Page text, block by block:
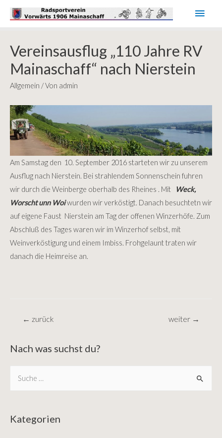
Vereinsausflug „110 Jahre RV
Mainaschaff“ nach Nierstein
Allgemein / Von admin
Am Samstag den 10. September 2016 starteten wir zu unserem
Ausflug nach Nierstein. Bei strahlendem Sonnenschein fuhren
wir durch die Weinberge oberhalb des Rheines . Mit
Weck,
Worscht unn Woiwurden wir verköstigt. Danach besuchtetn wir
auf eigene Faust Nierstein am Tag der offenen Winzerhöfe. Zum
Abschluß des Tages waren wir im Winzerhof selbst, mit
Weinverköstigung und einem Imbiss. Frohgelaunt traten wir
danach die Heimreise an.
Beitragsnavigation
← zurück weiter →
Nach was suchst du?
rKategorien